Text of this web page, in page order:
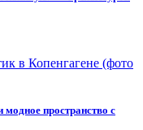
пространство с